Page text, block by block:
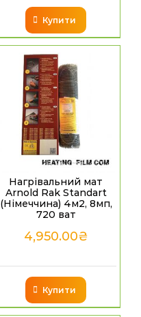
Купити
Нагрівальний мат
Arnold Rak Standart
(Німеччина) 4м2, 8мп,
720 ват
4,950.00₴
Купити